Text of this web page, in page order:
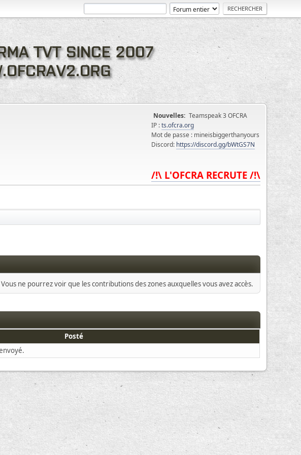
Nouvelles: Teamspeak 3 OFCRA
IP :ts.ofcra.org
Mot de passe : mineisbiggerthanyours
Discord: https://discord.gg/bWtGS7N
/!\ L'OFCRA RECRUTE /!\
ne pourrez voir que les contributions des zones auxquelles vous avez accès.
Posté